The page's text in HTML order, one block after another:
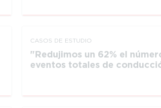
CASOS DE ESTUDIO
Redujimos un 62% el
eventos totales de